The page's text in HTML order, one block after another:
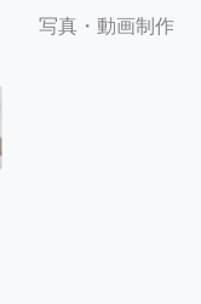
写真・動画制作